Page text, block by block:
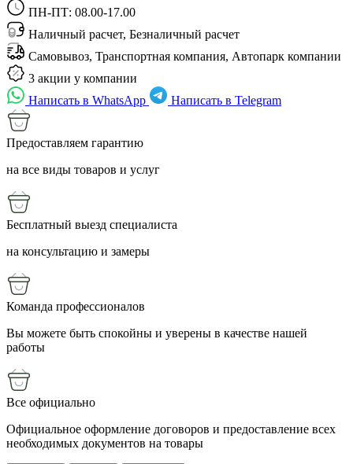
ПН-ПТ: 08.00-17.00
Наличный расчет, Безналичный расчет
Самовывоз, Транспортная компания, Автопарк компании
3 акции у компании
Написать в WhatsApp
Написать в Telegram
Предоставляем гарантию
на все виды товаров и услуг
Бесплатный выезд специалиста
на консультацию и замеры
Команда профессионалов
Вы можете быть спокойны и уверены в качестве нашей
работы
Все официально
Официальное оформление договоров и предоставление всех
необходимых документов на товары